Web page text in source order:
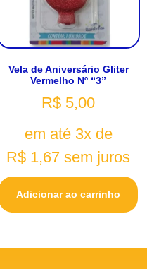
Vela de Aniversário Gliter
Vermelho Nº “3”
R$ 5,00
em até 3x de
R$ 1,67 sem juros
Adicionar ao carrinho